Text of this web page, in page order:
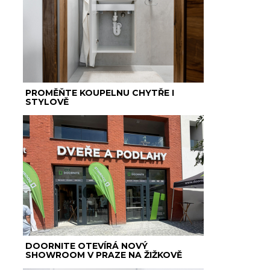
PROMĚŇTE KOUPELNU CHYTŘE I
STYLOVĚ
DOORNITE OTEVÍRÁ NOVÝ
SHOWROOM V PRAZE NA ŽIŽKOVĚ